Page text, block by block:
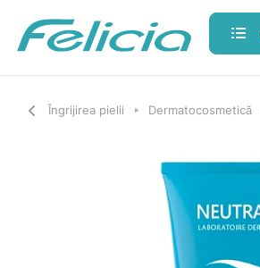
Îngrijirea pielii Dermatocosmetică